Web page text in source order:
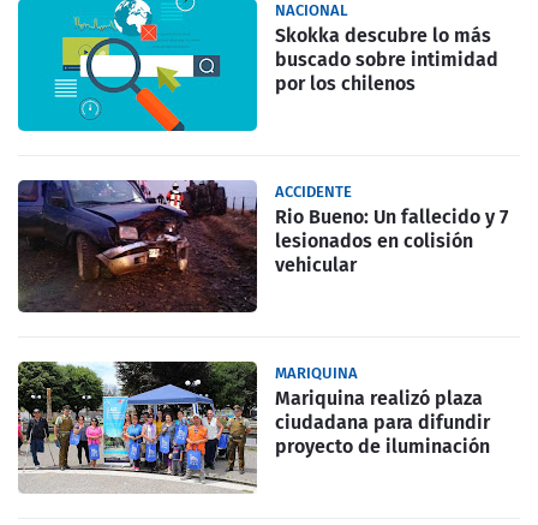
NACIONAL
Skokka descubre lo más
buscado sobre intimidad
por los chilenos
ACCIDENTE
Rio Bueno: Un fallecido y 7
lesionados en colisión
vehicular
MARIQUINA
Mariquina realizó plaza
ciudadana para difundir
proyecto de iluminación